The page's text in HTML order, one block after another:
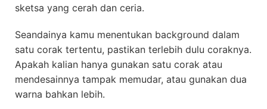
sketsa yang cerah dan ceria.
Seandainya kamu menentukan background dalam
satu corak tertentu, pastikan terlebih dulu coraknya.
Apakah kalian hanya gunakan satu corak atau
mendesainnya tampak memudar, atau gunakan dua
warna bahkan lebih.